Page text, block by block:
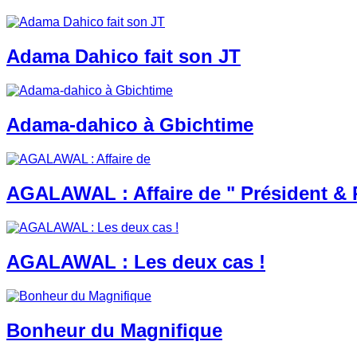
Adama Dahico fait son JT
Adama-dahico à Gbichtime
AGALAWAL : Affaire de " Président &
AGALAWAL : Les deux cas !
Bonheur du Magnifique